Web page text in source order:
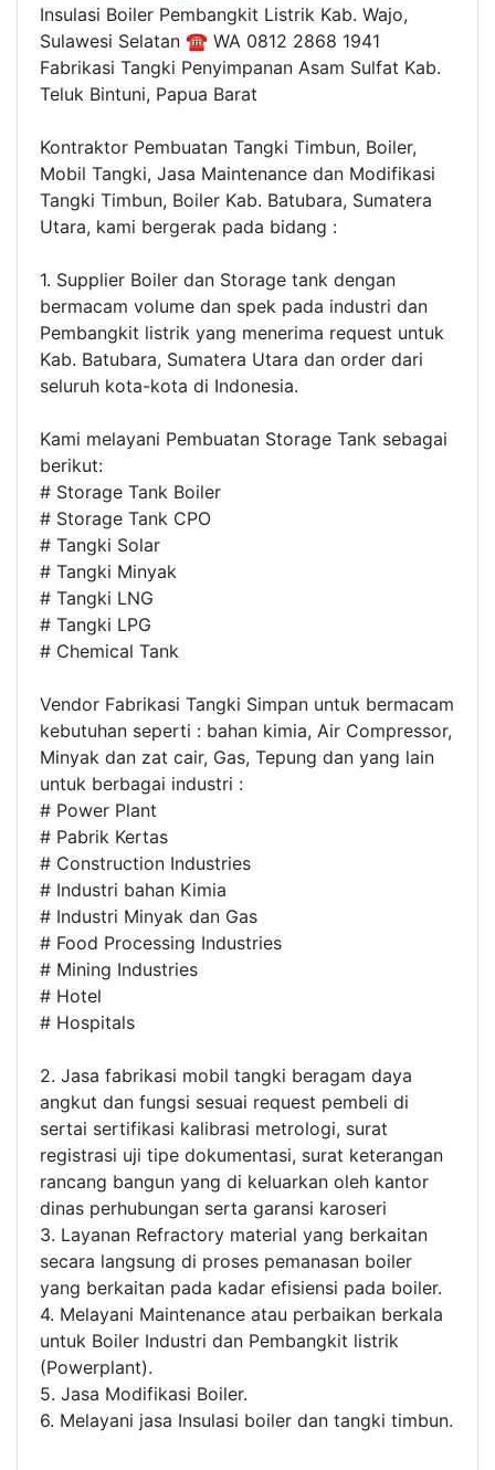
Insulasi Boiler Pembangkit Listrik Kab. Wajo,
Sulawesi Selatan ☎ WA 0812 2868 1941
Fabrikasi Tangki Penyimpanan Asam Sulfat Kab.
Teluk Bintuni, Papua Barat
Kontraktor Pembuatan Tangki Timbun, Boiler,
Mobil Tangki, Jasa Maintenance dan Modifikasi
Tangki Timbun, Boiler Kab. Batubara, Sumatera
Utara, kami bergerak pada bidang :
1. Supplier Boiler dan Storage tank dengan
bermacam volume dan spek pada industri dan
Pembangkit listrik yang menerima request untuk
Kab. Batubara, Sumatera Utara dan order dari
seluruh kota-kota di Indonesia.
Kami melayani Pembuatan Storage Tank sebagai
berikut:
# Storage Tank Boiler
# Storage Tank CPO
# Tangki Solar
# Tangki Minyak
# Tangki LNG
# Tangki LPG
# Chemical Tank
Vendor Fabrikasi Tangki Simpan untuk bermacam
kebutuhan seperti : bahan kimia, Air Compressor,
Minyak dan zat cair, Gas, Tepung dan yang lain
untuk berbagai industri :
# Power Plant
# Pabrik Kertas
# Construction Industries
# Industri bahan Kimia
# Industri Minyak dan Gas
# Food Processing Industries
# Mining Industries
# Hotel
# Hospitals
2. Jasa fabrikasi mobil tangki beragam daya
angkut dan fungsi sesuai request pembeli di
sertai sertifikasi kalibrasi metrologi, surat
registrasi uji tipe dokumentasi, surat keterangan
rancang bangun yang di keluarkan oleh kantor
dinas perhubungan serta garansi karoseri
3. Layanan Refractory material yang berkaitan
secara langsung di proses pemanasan boiler
yang berkaitan pada kadar efisiensi pada boiler.
4. Melayani Maintenance atau perbaikan berkala
untuk Boiler Industri dan Pembangkit listrik
(Powerplant).
5. Jasa Modifikasi Boiler.
6. Melayani jasa Insulasi boiler dan tangki timbun.